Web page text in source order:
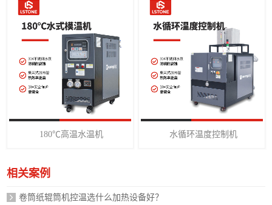
180℃高温水温机 水循环温度控制机
相关案例
卷筒纸辊筒机控温选什么加热设备好？